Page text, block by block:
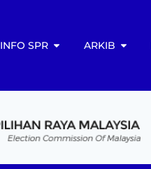
INFO SPR ARKIB